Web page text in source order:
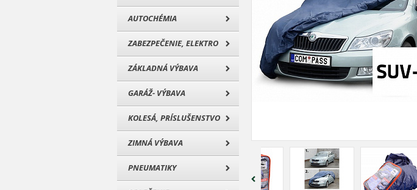
AUTOCHÉMIA
ZABEZPEČENIE, ELEKTRO
ZÁKLADNÁ VÝBAVA
GARÁŽ- VÝBAVA
KOLESÁ, PRÍSLUŠENSTVO
ZIMNÁ VÝBAVA
PNEUMATIKY